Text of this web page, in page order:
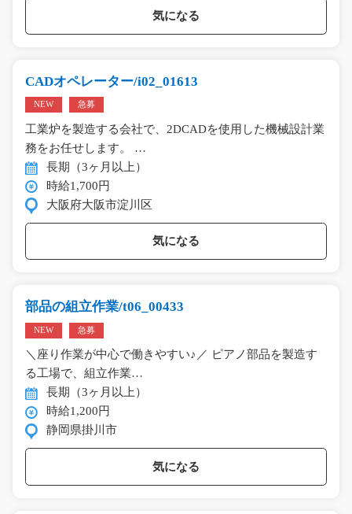
気になる
CADオペレーター/i02_01613
NEW 急募
工業炉を製造する会社で、2DCADを使用した機械設計業
務をお任せします。 …
長期（3ヶ月以上）
時給1,700円
大阪府大阪市淀川区
気になる
部品の組立作業/t06_00433
NEW 急募
＼座り作業が中心で働きやすい♪／ ピアノ部品を製造す
る工場で、組立作業…
長期（3ヶ月以上）
時給1,200円
静岡県掛川市
気になる